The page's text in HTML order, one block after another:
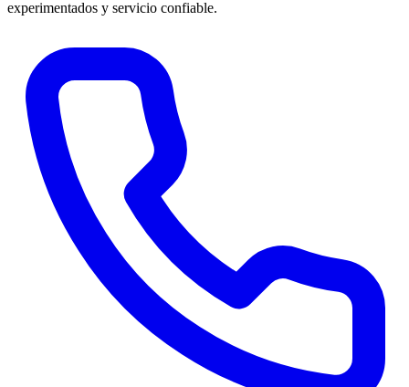
experimentados y servicio confiable.